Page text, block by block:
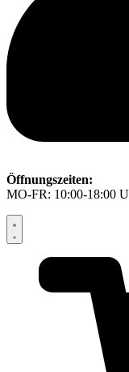
Öffnungszeiten:
MO-FR: 10:00-18:00